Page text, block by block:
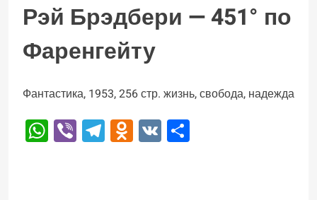
Рэй Брэдбери — 451° по
Фаренгейту
Фантастика, 1953, 256 стр. жизнь, свобода, надежда
WhatsApp
ViberTelegram
Odnoklassniki
VK